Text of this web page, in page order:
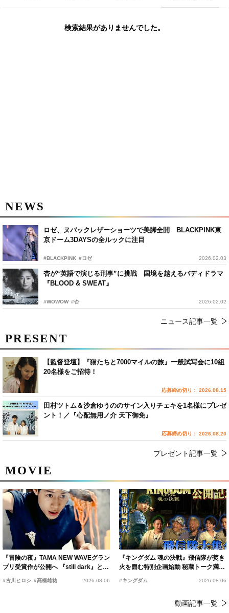
検索結果がありませんでした。
NEWS
ロゼ、ヌバックレザーショーツで美脚全開 BLACKPINK東
京ドーム3DAYSの全ルックに注目
#BLACKPINK #ロゼ 2026.02.03
杏が“英語で演じる刑事”に挑戦 国境を越えるバディドラマ
『BLOOD & SWEAT』
#WOWOW #杏 2026.02.02
ニュース記事一覧
MOVIE
『冒険の夜』TAMA NEW WAVEグラン
プリ受賞作が公開へ 『still dark』と同
時上映決定
#古川ヒロシ #髙橋雄祐 2026.08.06
『キングダム 魂の決戦』飛信隊が焚き
火を囲む特別企画始動 秘蔵トーク満載
の“キングダムキャンプ”開催
#キングダム 2026.08.06
動画記事一覧
PRESENT
【監督登壇】『猫たちと7000マイルの旅』一般試写会に10組
20名様をご招待！
応募締め切り： 2026.08.15
田村ツトム＆沙倉ゆうののサイン入りチェキを1名様にプレゼ
ント！／『心配無用ノ介 天下御免』
応募締め切り： 2026.08.20
プレゼント記事一覧